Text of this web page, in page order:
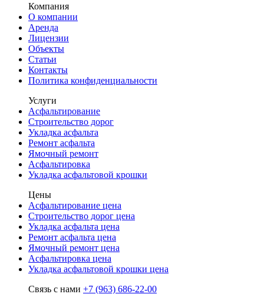
Компания
О компании
Аренда
Лицензии
Объекты
Статьи
Контакты
Политика конфиденциальности
Услуги
Асфальтирование
Строительство дорог
Укладка асфальта
Ремонт асфальта
Ямочный ремонт
Асфальтировка
Укладка асфальтовой крошки
Цены
Асфальтирование цена
Строительство дорог цена
Укладка асфальта цена
Ремонт асфальта цена
Ямочный ремонт цена
Асфальтировка цена
Укладка асфальтовой крошки цена
Связь с нами +7 (963) 686-22-00